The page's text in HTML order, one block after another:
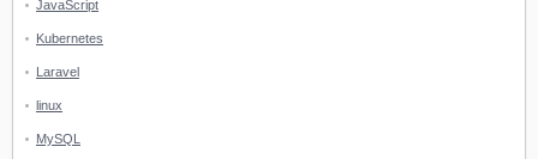
JavaScript
Kubernetes
Laravel
linux
MySQL